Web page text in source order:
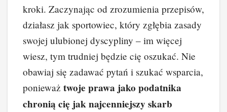
kroki. Zaczynając od zrozumienia przepisów,
działasz jak sportowiec, który zgłębia zasady
swojej ulubionej dyscypliny – im więcej
wiesz, tym trudniej będzie cię oszukać. Nie
obawiaj się zadawać pytań i szukać wsparcia,
ponieważ twoje prawa jako podatnika
chronią cię jak najcenniejszy skarb